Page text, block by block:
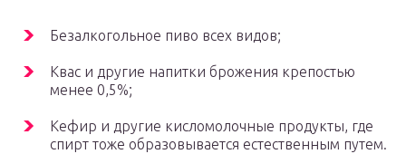
Безалкогольное пиво всех видов;
Квас и другие напитки брожения крепостью
менее 0,5%;
Кефир и другие кисломолочные продукты, где
спирт тоже образовывается естественным путем.